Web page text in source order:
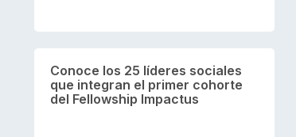
Conoce los 25 líderes sociales
que integran el primer cohorte
del Fellowship Impactus